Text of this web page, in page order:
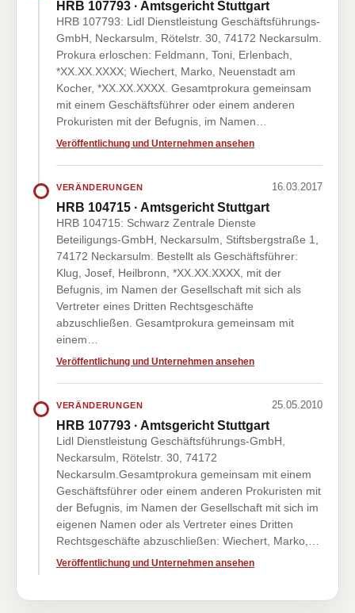
HRB 107793 · Amtsgericht Stuttgart
HRB 107793: Lidl Dienstleistung Geschäftsführungs-
GmbH, Neckarsulm, Rötelstr. 30, 74172 Neckarsulm.
Prokura erloschen: Feldmann, Toni, Erlenbach,
*XX.XX.XXXX; Wiechert, Marko, Neuenstadt am
Kocher, *XX.XX.XXXX. Gesamtprokura gemeinsam
mit einem Geschäftsführer oder einem anderen
Prokuristen mit der Befugnis, im Namen…
Veröffentlichung und Unternehmen ansehen
VERÄNDERUNGEN 16.03.2017
HRB 104715 · Amtsgericht Stuttgart
HRB 104715: Schwarz Zentrale Dienste
Beteiligungs-GmbH, Neckarsulm, Stiftsbergstraße 1,
74172 Neckarsulm. Bestellt als Geschäftsführer:
Klug, Josef, Heilbronn, *XX.XX.XXXX, mit der
Befugnis, im Namen der Gesellschaft mit sich als
Vertreter eines Dritten Rechtsgeschäfte
abzuschließen. Gesamtprokura gemeinsam mit
einem…
Veröffentlichung und Unternehmen ansehen
VERÄNDERUNGEN 25.05.2010
HRB 107793 · Amtsgericht Stuttgart
Lidl Dienstleistung Geschäftsführungs-GmbH,
Neckarsulm, Rötelstr. 30, 74172
Neckarsulm.Gesamtprokura gemeinsam mit einem
Geschäftsführer oder einem anderen Prokuristen mit
der Befugnis, im Namen der Gesellschaft mit sich im
eigenen Namen oder als Vertreter eines Dritten
Rechtsgeschäfte abzuschließen: Wiechert, Marko,…
Veröffentlichung und Unternehmen ansehen